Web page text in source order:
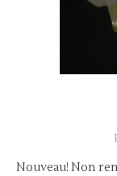
Nouveau! Non